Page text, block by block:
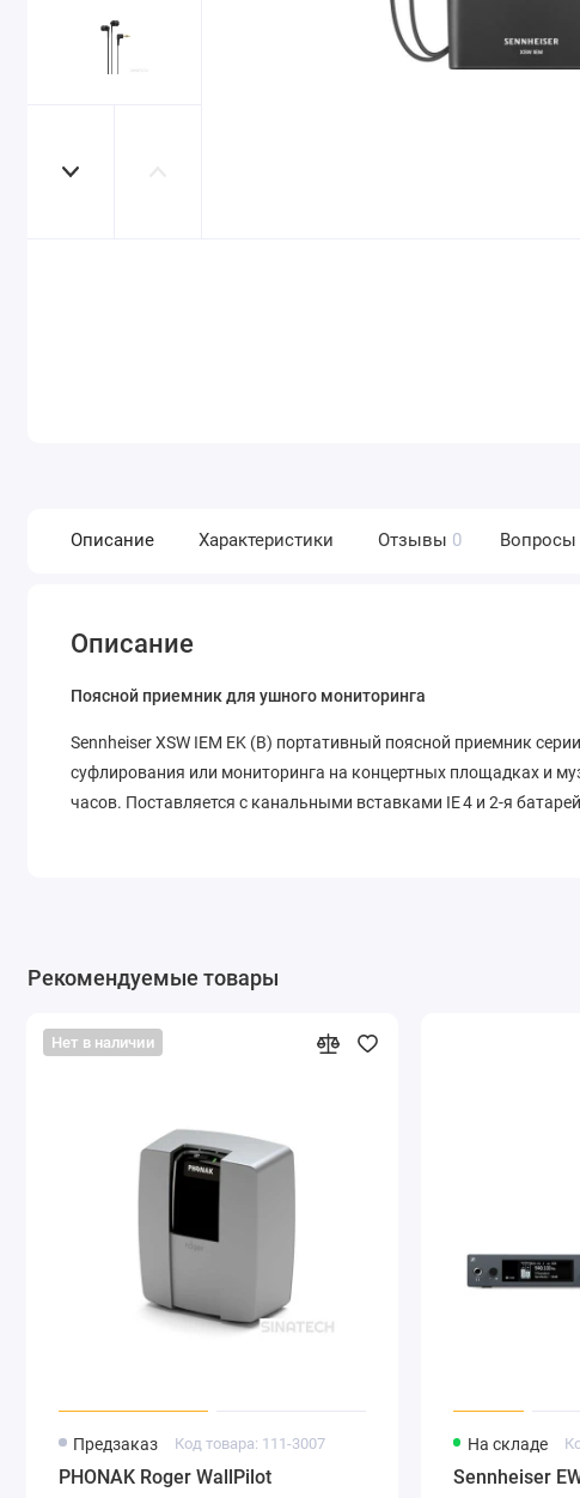
Описание Характеристики Отзывы 0 Вопросы
Описание
Поясной приемник для ушного мониторинга
Sennheiser XSW IEM EK (B) портативный поясной приемник
суфлирования или мониторинга на концертных площадках и
часов. Поставляется с канальными вставками IE 4 и 2-я
Рекомендуемые товары
Нет в наличии
Предзаказ Код товара: 111-3007
PHONAK Roger WallPilot
На складе
Sennheiser